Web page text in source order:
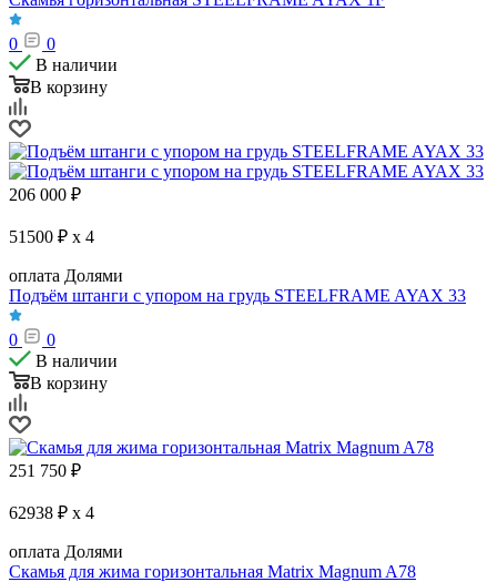
0
0
В наличии
В корзину
206 000 ₽
51500 ₽ x 4
оплата Долями
Подъём штанги с упором на грудь STEELFRAME AYAX 33
0
0
В наличии
В корзину
251 750 ₽
62938 ₽ x 4
оплата Долями
Скамья для жима горизонтальная Matrix Magnum A78